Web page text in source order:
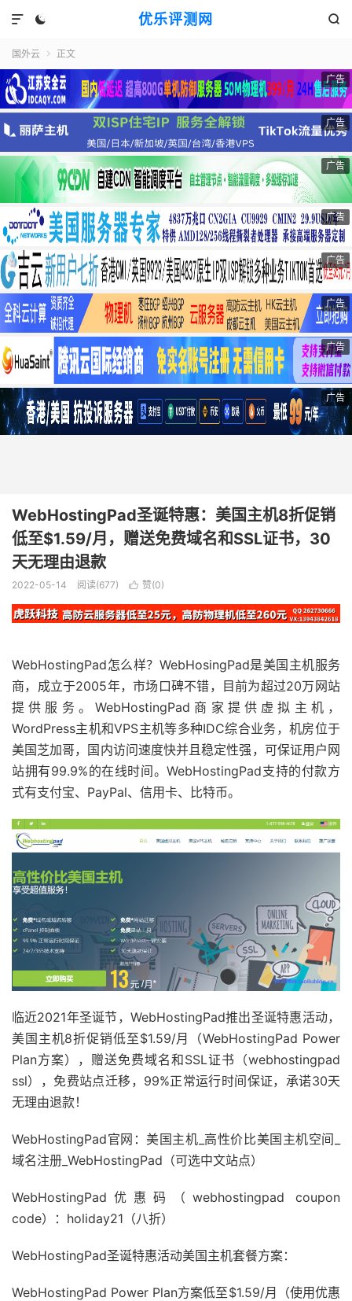
优乐评测网
 

国外云  正文
广告
广告
广告
广告
广告
广告
广告
广告
WebHostingPad圣诞特惠：美国主机8折促销
低至$1.59/月，赠送免费域名和SSL证书，30
天无理由退款
2022-05-14 阅读(677)  赞(0)
WebHostingPad怎么样？WebHosingPad是美国主机服务
商，成立于2005年，市场口碑不错，目前为超过20万网站
提供服务。WebHostingPad商家提供虚拟主机，
WordPress主机和VPS主机等多种IDC综合业务，机房位于
美国芝加哥，国内访问速度快并且稳定性强，可保证用户网
站拥有99.9%的在线时间。WebHostingPad支持的付款方
式有支付宝、PayPal、信用卡、比特币。
临近2021年圣诞节，WebHostingPad推出圣诞特惠活动，
美国主机8折促销低至$1.59/月（WebHostingPad Power
Plan方案），赠送免费域名和SSL证书（webhostingpad
ssl），免费站点迁移，99%正常运行时间保证，承诺30天
无理由退款！
WebHostingPad官网：美国主机_高性价比美国主机空间_
域名注册_WebHostingPad（可选中文站点）
WebHostingPad优惠码（webhostingpad coupon
code）：holiday21（八折）
WebHostingPad圣诞特惠活动美国主机套餐方案：
WebHostingPad Power Plan方案低至$1.59/月（使用优惠